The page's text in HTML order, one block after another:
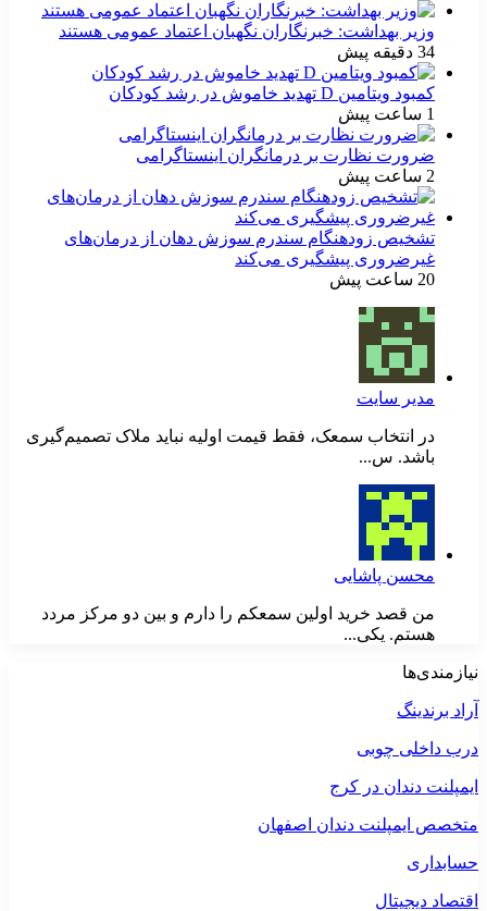
وزیر بهداشت: خبرنگاران نگهبان اعتماد عمومی هستند
34 دقیقه پیش
کمبود ویتامین D تهدید خاموش در رشد کودکان
1 ساعت پیش
ضرورت نظارت بر درمانگران اینستاگرامی
2 ساعت پیش
تشخیص زودهنگام سندرم سوزش دهان از درمان‌های
غیرضروری پیشگیری می‌کند
20 ساعت پیش
مدیر سایت
در انتخاب سمعک، فقط قیمت اولیه نباید ملاک تصمیم‌گیری
باشد. س...
محسن پاشایی
من قصد خرید اولین سمعکم را دارم و بین دو مرکز مردد
هستم. یکی...
نیازمندی‌ها
آراد برندینگ
درب داخلی چوبی
ایمپلنت دندان در کرج
متخصص ایمپلنت دندان اصفهان
حسابداری
اقتصاد دیجیتال